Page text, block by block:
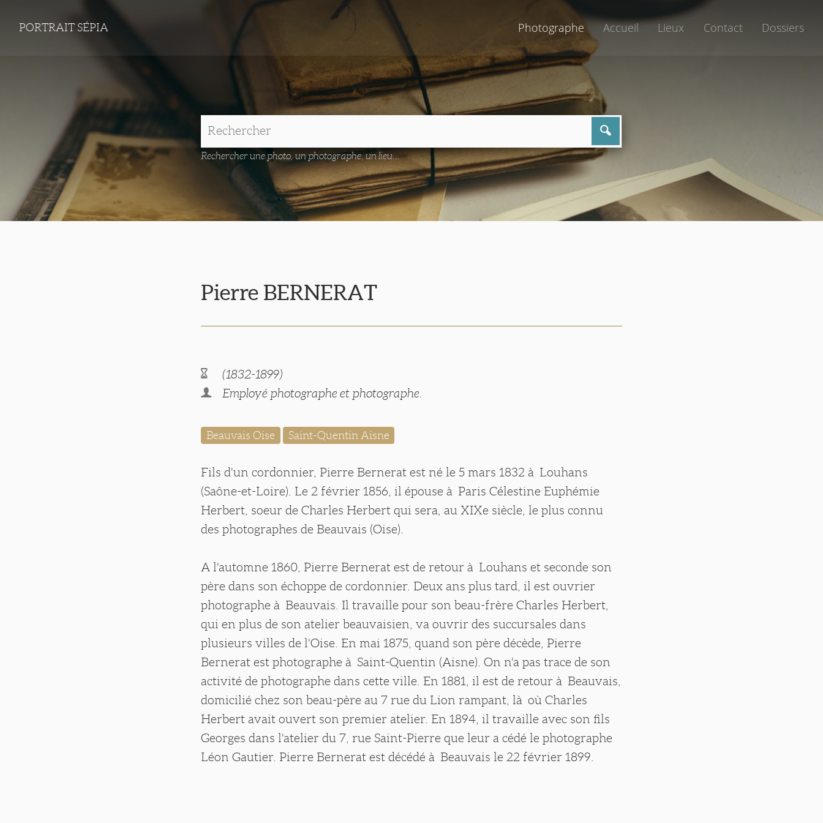
PORTRAIT SÉPIA Photographe Accueil Lieux Contact Dossiers
Rechercher une photo, un photographe, un lieu...
Pierre BERNERAT
(1832-1899)
Employé photographe et photographe.
Beauvais Oise Saint-Quentin Aisne
Fils d'un cordonnier, Pierre Bernerat est né le 5 mars 1832 à Louhans
(Saône-et-Loire). Le 2 février 1856, il épouse à Paris Célestine Euphémie
Herbert, soeur de Charles Herbert qui sera, au XIXe siècle, le plus connu
des photographes de Beauvais (Oise).
A l'automne 1860, Pierre Bernerat est de retour à Louhans et seconde son
père dans son échoppe de cordonnier. Deux ans plus tard, il est ouvrier
photographe à Beauvais. Il travaille pour son beau-frère Charles Herbert,
qui en plus de son atelier beauvaisien, va ouvrir des succursales dans
plusieurs villes de l'Oise. En mai 1875, quand son père décède, Pierre
Bernerat est photographe à Saint-Quentin (Aisne). On n'a pas trace de son
activité de photographe dans cette ville. En 1881, il est de retour à Beauvais,
domicilié chez son beau-père au 7 rue du Lion rampant, là où Charles
Herbert avait ouvert son premier atelier. En 1894, il travaille avec son fils
Georges dans l'atelier du 7, rue Saint-Pierre que leur a cédé le photographe
Léon Gautier. Pierre Bernerat est décédé à Beauvais le 22 février 1899.